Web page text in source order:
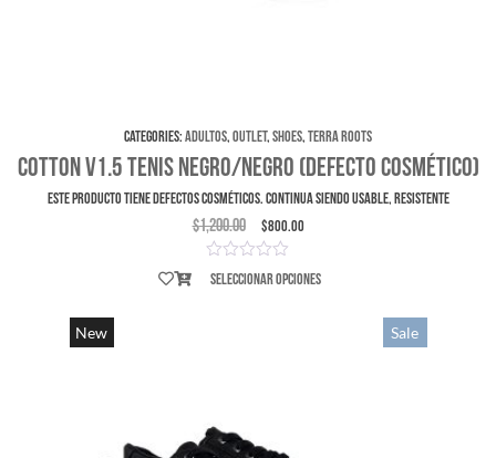
Categories:Adultos,Outlet,Shoes,Terra Roots
Cotton V1.5 Tenis Negro/Negro (Defecto Cosmético)
ESTE PRODUCTO TIENE DEFECTOS COSMÉTICOS. Continua siendo usable, resistente
$1,200.00 $800.00
Seleccionar opciones
Sale
New